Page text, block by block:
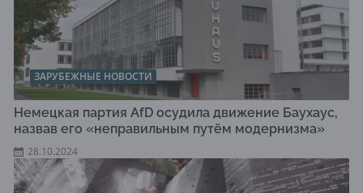
ЗАРУБЕЖНЫЕ НОВОСТИ
Немецкая партия AfD осудила движение Баухаус,
назвав его «неправильным путём модернизма»
28.10.2024